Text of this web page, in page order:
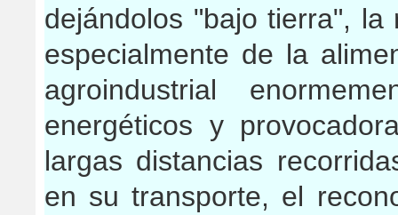
dejándolos "bajo tierra",
especialmente de la
agroindustrial
energéticos y
largas distancias
en su transporte, el